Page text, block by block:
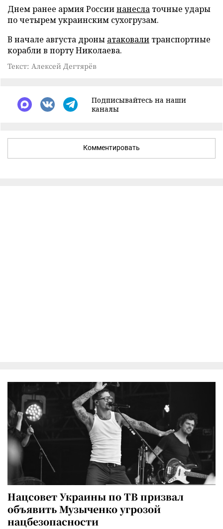
Днем ранее армия Россиинанесла точные удары
по четырем украинским сухогрузам.
В начале августа дроны атаковали транспортные
корабли в порту Николаева.
Текст: Алексей Дегтярёв
Подписывайтесь на наши
каналы
Комментировать
Нацсовет Украины по ТВ призвал
объявить Музыченко угрозой
нацбезопасности